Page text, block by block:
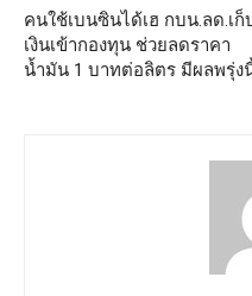
คนใช้เบนซินได้เฮ กบน.ลด.เก็
เงินเข้ากองทุน ช่วยลดราคา
น้ำมัน 1 บาทต่อลิตร มีผลพรุ่ง